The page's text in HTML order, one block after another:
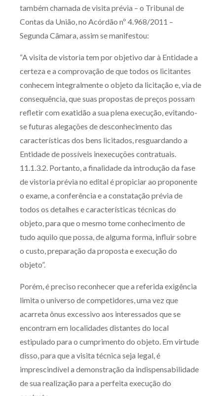
Zênite Online
Eventos presenciais
Zênite in Company
Receba por RSS
Av. Sete de Setembro, 4698
Batel Curitiba/ PR CEP80240-000
Telefone (41) 2109-8666
Whatsapp (41) 98881-6616
também chamada de visita prévia – o Tribunal de
Contas da União, no Acórdão nº 4.968/2011 –
Segunda Câmara, assim se manifestou:
“A visita de vistoria tem por objetivo dar à Entidade a
certeza e a comprovação de que todos os licitantes
conhecem integralmente o objeto da licitação e, via de
consequência, que suas propostas de preços possam
refletir com exatidão a sua plena execução, evitando-
se futuras alegações de desconhecimento das
características dos bens licitados, resguardando a
Entidade de possíveis inexecuções contratuais.
11.1.3.2. Portanto, a finalidade da introdução da fase
de vistoria prévia no edital é propiciar ao proponente
o exame, a conferência e a constatação prévia de
todos os detalhes e características técnicas do
objeto, para que o mesmo tome conhecimento de
tudo aquilo que possa, de alguma forma, influir sobre
o custo, preparação da proposta e execução do
objeto”.
Porém, é preciso reconhecer que a referida exigência
limita o universo de competidores, uma vez que
acarreta ônus excessivo aos interessados que se
encontram em localidades distantes do local
estipulado para o cumprimento do objeto. Em virtude
disso, para que a visita técnica seja legal, é
imprescindível a demonstração da indispensabilidade
de sua realização para a perfeita execução do